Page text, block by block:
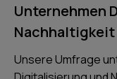
Unternehmen
Unsere Umfrage